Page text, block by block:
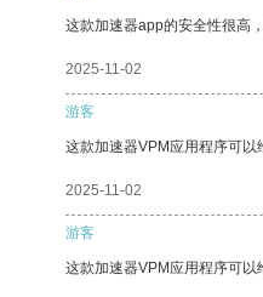
这款加速器app的安全性很高
2025-11-02
游客
这款加速器VPM应用程序可以
2025-11-02
游客
这款加速器VPM应用程序可以